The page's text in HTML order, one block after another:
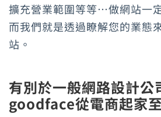
擴充營業範圍等等…做網站一
而我們就是透過瞭解您的業態
站。
有別於一般網路設計公
goodface從電商起家